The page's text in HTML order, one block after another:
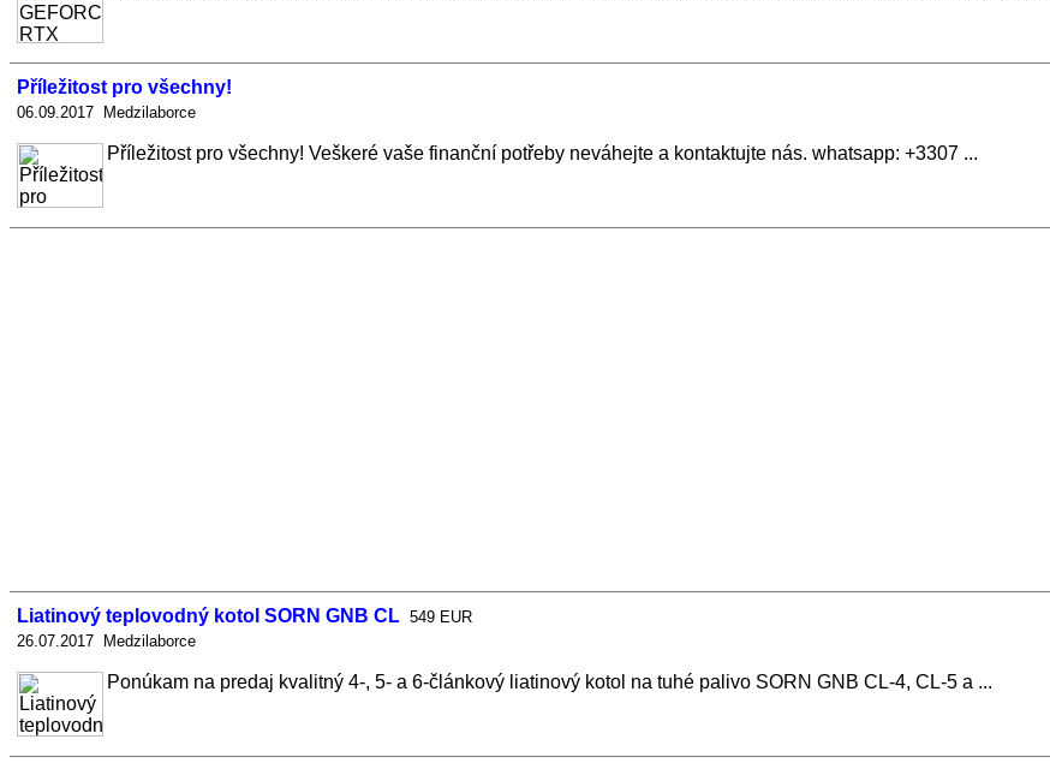
Příležitost pro všechny!
06.09.2017 Medzilaborce
Příležitost pro všechny! Veškeré vaše finanční potřeby neváhejte a kontaktujte nás. whatsapp: +3307 ...
Liatinový teplovodný kotol SORN GNB CL 549 EUR
26.07.2017 Medzilaborce
Ponúkam na predaj kvalitný 4-, 5- a 6-článkový liatinový kotol na tuhé palivo SORN GNB CL-4, CL-5 a ...